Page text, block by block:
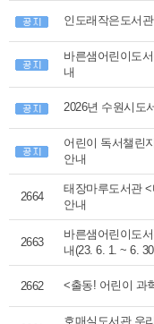
인도래작은도서
바른샘어린이도
내
2026년 수원시도
어린이 독서챌린
안내
2664
태장마루도서관
안내
2663
바른샘어린이도
내(23. 6. 1. ~ 6.
2662 <출동! 어린이 과
호매실도서관 우